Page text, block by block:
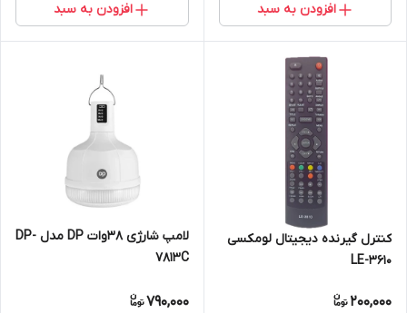
افزودن به سبد افزودن به سبد
کنترل گیرنده دیجیتال لومکسی
LE-3610
200,000
لامپ شارژی ۳۸وات DP مدل DP-
7813C
790,000